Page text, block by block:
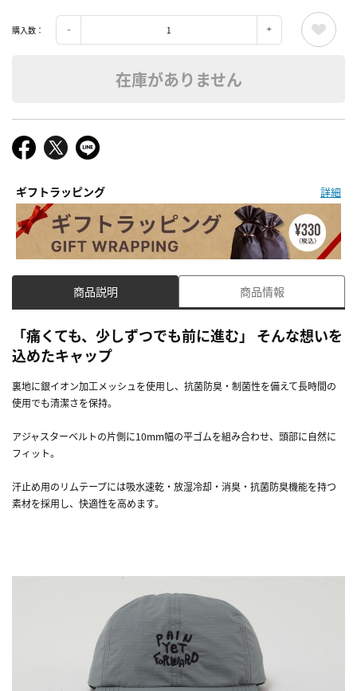
購入数：
在庫がありません
ギフトラッピング 詳細
商品説明 商品情報
「痛くても、少しずつでも前に進む」 そんな想いを
込めたキャップ
裏地に銀イオン加工メッシュを使用し、抗菌防臭・制菌性を備えて長時間の
使用でも清潔さを保持。
アジャスターベルトの片側に10mm幅の平ゴムを組み合わせ、頭部に自然に
フィット。
汗止め用のリムテープには吸水速乾・放湿冷却・消臭・抗菌防臭機能を持つ
素材を採用し、快適性を高めます。